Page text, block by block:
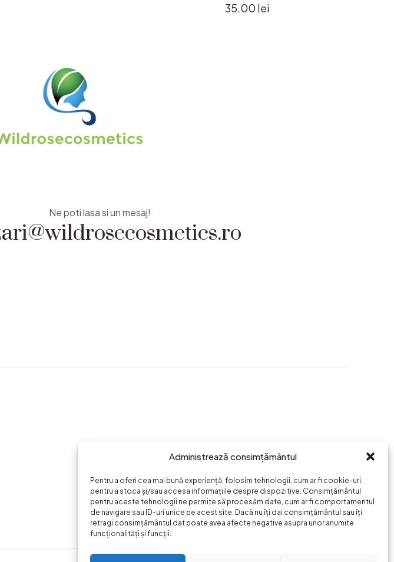
Administrează consimțământul
Pentru a oferi cea mai bună experiență, folosim tehnologii, cum ar fi cookie-uri,
pentru a stoca și/sau accesa informațiile despre dispozitive. Consimțământul
pentru aceste tehnologii ne permite să procesăm date, cum ar fi comportamentul
de navigare sau ID-uri unice pe acest site. Dacă nu îți dai consimțământul sau îți
retragi consimțământul dat poate avea afecte negative asupra unor anumite
funcționalități și funcții.
35.00 lei
Ne poti lasa si un mesaj!